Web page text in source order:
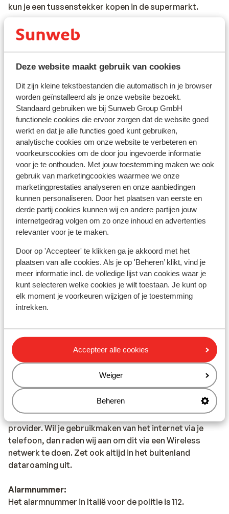
Deze website maakt gebruik van cookies
Dit zijn kleine tekstbestanden die automatisch in je browser
worden geïnstalleerd als je onze website bezoekt.
Standaard gebruiken we bij Sunweb Group GmbH
functionele cookies die ervoor zorgen dat de website goed
werkt en dat je alle functies goed kunt gebruiken,
analytische cookies om onze website te verbeteren en
voorkeurscookies om de door jou ingevoerde informatie
voor je te onthouden. Met jouw toestemming maken we ook
gebruik van marketingcookies waarmee we onze
marketingprestaties analyseren en onze aanbiedingen
kunnen personaliseren. Door het plaatsen van eerste en
derde partij cookies kunnen wij en andere partijen jouw
internetgedrag volgen om zo onze inhoud en advertenties
relevanter voor je te maken.
Door op 'Accepteer' te klikken ga je akkoord met het
plaatsen van alle cookies. Als je op 'Beheren’ klikt, vind je
meer informatie incl. de volledige lijst van cookies waar je
kunt selecteren welke cookies je wilt toestaan. Je kunt op
elk moment je voorkeuren wijzigen of je toestemming
intrekken.
Accepteer alle cookies
Weiger
Beheren
kun je een tussenstekker kopen in de supermarkt.
Reisdocumenten:
Je dient in het bezit te zijn van een geldig paspoort of
een geldig identiteitsbewijs. Heb je niet de Nederlandse
nationaliteit, dan is het belangrijk om na te vragen of er
andere regels van toepassing zijn. Dit vraag je na bij de
ambassade van het land waar je heen wilt en de landen
waar je doorheen reist.
Het reizen met de juiste documenten is jouw eigen
verantwoordelijkheid. Sunweb kan hiervoor niet
aansprakelijk worden gesteld.
Reisleiding:
Sicilië: in de regio Sicilië, Letojanni, Taormina en
Giardini Naxos is Sunweb reisleiding aanwezig. In de
regio Cefalu een plaatselijke Engelssprekende
vertegenwoordiger aanwezig.
Calabrië: in de regio Calabrië is geen Sunweb
reisleiding aanwezig. Je wordt hier opgevangen door
onze lokale Engelsprekende vertegenwoordiger.
Op het vaste land van Italië is geen reisleiding aanwezig.
Vaccinatie:
andere gegevens over gezondheid en reizen kijk op de
site van LCR: https://www.lcr.nl/.
Telefoneren:
Je kunt met je mobiele telefoon telefoneren in Italië. Wij
adviseren je om dit zoveel mogelijk te beperken,
vanwege de hoge kosten die worden verrekend.
Informeer voorafgaand de vakantie hierover bij uw
provider. Wil je gebruikmaken van het internet via je
telefoon, dan raden wij aan om dit via een Wireless
netwerk te doen. Zet ook altijd in het buitenland
dataroaming uit.
Alarmnummer:
Het alarmnummer in Italië voor de politie is 112.